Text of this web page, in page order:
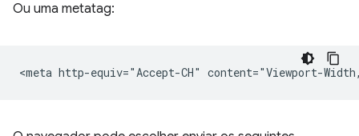
Ou uma metatag: